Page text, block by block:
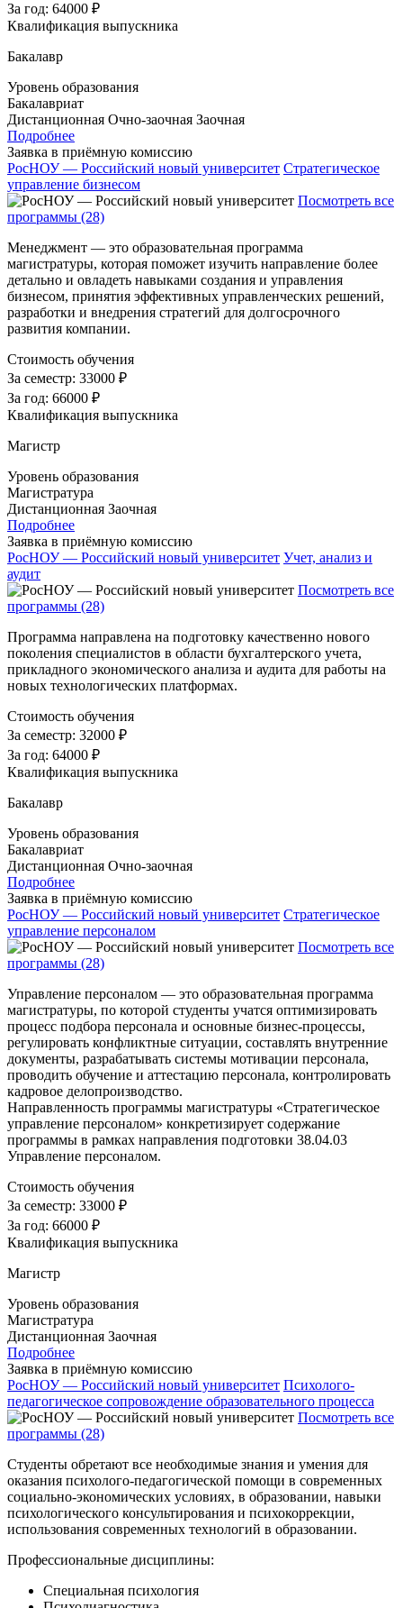
За год: 64000 ₽
Квалификация выпускника
Бакалавр
Уровень образования
Бакалавриат
Дистанционная Очно-заочная Заочная
Подробнее
Заявка в приёмную комиссию
РосНОУ — Российский новый университет Стратегическое
управление бизнесом
Посмотреть все
программы (28)
Менеджмент — это образовательная программа
магистратуры, которая поможет изучить направление более
детально и овладеть навыками создания и управления
бизнесом, принятия эффективных управленческих решений,
разработки и внедрения стратегий для долгосрочного
развития компании.
Стоимость обучения
За семестр: 33000 ₽
За год: 66000 ₽
Квалификация выпускника
Магистр
Уровень образования
Магистратура
Дистанционная Заочная
Подробнее
Заявка в приёмную комиссию
РосНОУ — Российский новый университет Учет, анализ и
аудит
Посмотреть все
программы (28)
Программа направлена на подготовку качественно нового
поколения специалистов в области бухгалтерского учета,
прикладного экономического анализа и аудита для работы на
новых технологических платформах.
Стоимость обучения
За семестр: 32000 ₽
За год: 64000 ₽
Квалификация выпускника
Бакалавр
Уровень образования
Бакалавриат
Дистанционная Очно-заочная
Подробнее
Заявка в приёмную комиссию
РосНОУ — Российский новый университет Стратегическое
управление персоналом
Посмотреть все
программы (28)
Управление персоналом — это образовательная программа
магистратуры, по которой студенты учатся оптимизировать
процесс подбора персонала и основные бизнес-процессы,
регулировать конфликтные ситуации, составлять внутренние
документы, разрабатывать системы мотивации персонала,
проводить обучение и аттестацию персонала, контролировать
кадровое делопроизводство.
Направленность программы магистратуры «Стратегическое
управление персоналом» конкретизирует содержание
программы в рамках направления подготовки 38.04.03
Управление персоналом.
Стоимость обучения
За семестр: 33000 ₽
За год: 66000 ₽
Квалификация выпускника
Магистр
Уровень образования
Магистратура
Дистанционная Заочная
Подробнее
Заявка в приёмную комиссию
РосНОУ — Российский новый университет Психолого-
педагогическое сопровождение образовательного процесса
Посмотреть все
программы (28)
Студенты обретают все необходимые знания и умения для
оказания психолого-педагогической помощи в современных
социально-экономических условиях, в образовании, навыки
психологического консультирования и психокоррекции,
использования современных технологий в образовании.
Профессиональные дисциплины:
Специальная психология